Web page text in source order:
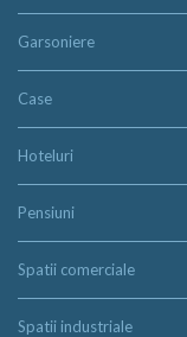
Garsoniere
Case
Hoteluri
Pensiuni
Spatii comerciale
Spatii industriale